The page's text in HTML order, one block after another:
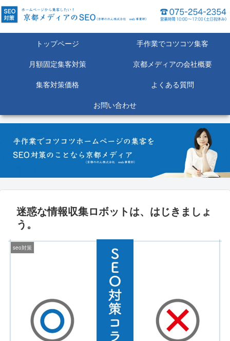
トップページ
手作業でコツコツ集客
月額固定集客対策
京都メディアの会社概要
集客対策価格
よくある質問
お問い合わせ
迷惑な情報収集ロボットは、はじきましょ
う。
seo対策